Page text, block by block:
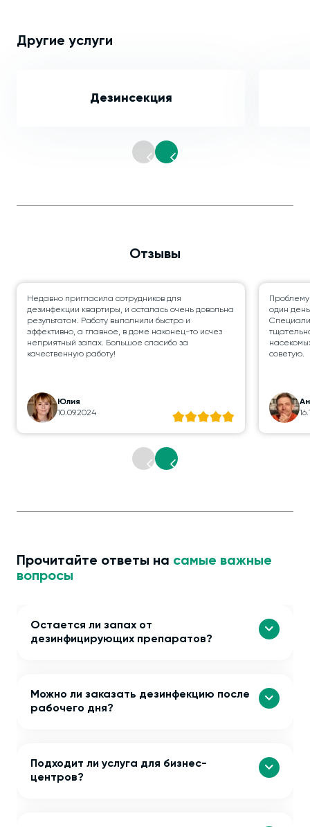
Другие услуги
Дезинсекция
Отзывы
Недавно пригласила сотрудников для
дезинфекции квартиры, и осталась очень довольна
результатом. Работу выполнили быстро и
эффективно, а главное, в доме наконец-то исчез
неприятный запах. Большое спасибо за
качественную работу!
Юлия
10.09.2024
один
советую.
Прочитайте ответы на самые важные
вопросы
Остается ли запах от
дезинфицирующих препаратов?
Можно ли заказать дезинфекцию после
рабочего дня?
Подходит ли услуга для бизнес-
центров?